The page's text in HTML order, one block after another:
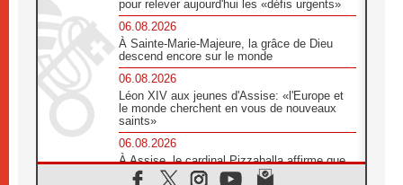
pour relever aujourd'hui les «défis urgents»
06.08.2026
À Sainte-Marie-Majeure, la grâce de Dieu
descend encore sur le monde
06.08.2026
Léon XIV aux jeunes d'Assise: «l'Europe et
le monde cherchent en vous de nouveaux
saints»
06.08.2026
À Assise, le cardinal Pizzaballa affirme que
«les chrétiens veulent la paix»